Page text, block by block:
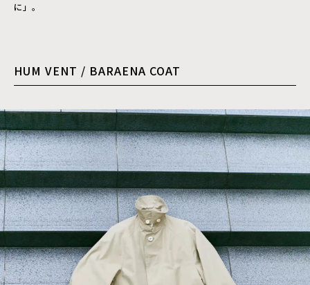
に」。
HUM VENT / BARAENA COAT